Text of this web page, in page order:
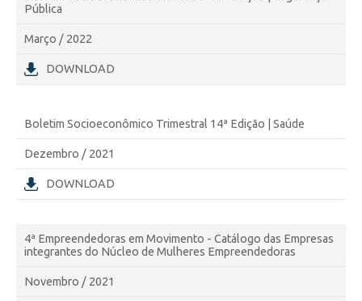
Pública
Março / 2022
DOWNLOAD
Boletim Socioeconômico Trimestral 14ª Edição | Saúde
Dezembro / 2021
DOWNLOAD
4ª Empreendedoras em Movimento - Catálogo das Empresas
integrantes do Núcleo de Mulheres Empreendedoras
Novembro / 2021